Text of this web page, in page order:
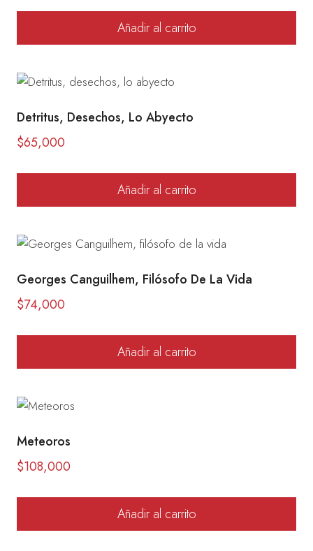
Añadir al carrito
Detritus, Desechos, Lo Abyecto
$65,000
Añadir al carrito
Georges Canguilhem, Filósofo De La Vida
$74,000
Añadir al carrito
Meteoros
$108,000
Añadir al carrito